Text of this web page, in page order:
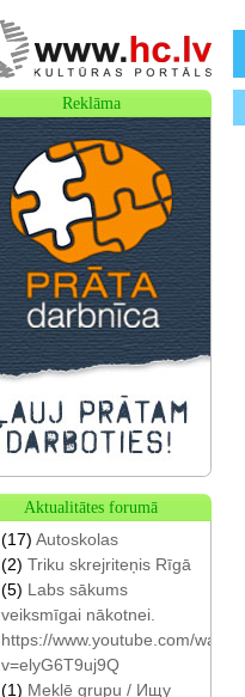
Reklāma
Aktualitātes forumā
(17) Autoskolas
(2) Triku skrejriteņis Rīgā
(5) Labs sākums
veiksmīgai nākotnei.
https://www.youtube.com/watch?
v=elyG6T9uj9Q
(1) Meklē grupu / Ищу